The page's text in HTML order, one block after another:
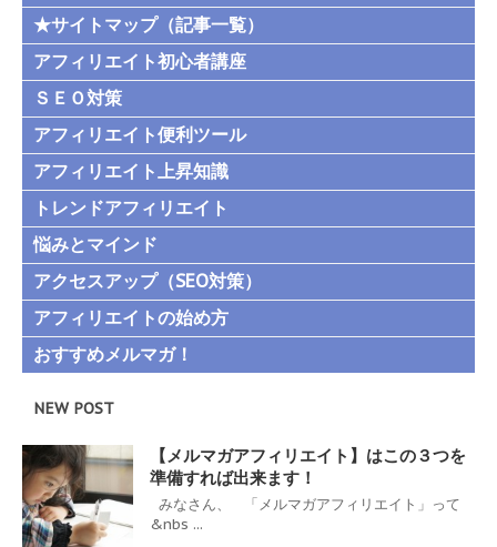
★サイトマップ（記事一覧）
アフィリエイト初心者講座
ＳＥＯ対策
アフィリエイト便利ツール
アフィリエイト上昇知識
トレンドアフィリエイト
悩みとマインド
アクセスアップ（SEO対策）
アフィリエイトの始め方
おすすめメルマガ！
NEW POST
【メルマガアフィリエイト】はこの３つを
準備すれば出来ます！
みなさん、 「メルマガアフィリエイト」って
&nbs ...